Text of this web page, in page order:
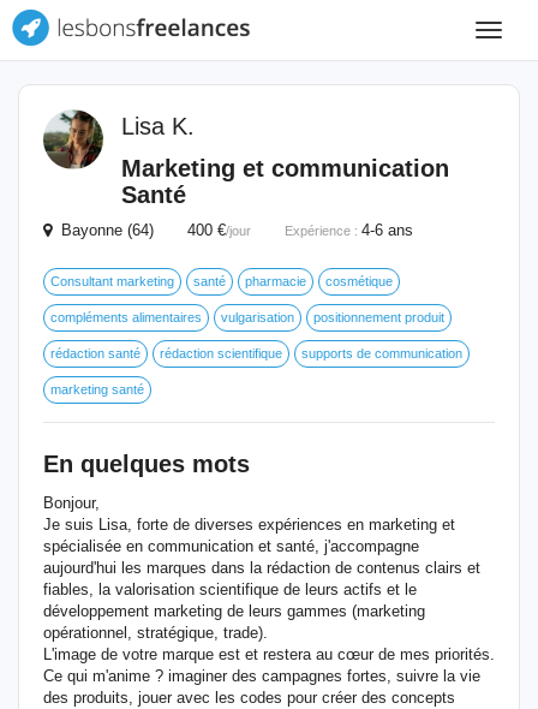
Toggle
Lisa K.
Marketing et communication
Santé
Bayonne (64) 400 €/jour Expérience : 4-6 ans
Consultant marketing santé pharmacie cosmétique
compléments alimentaires vulgarisation positionnement produit
rédaction santé rédaction scientifique supports de communication
marketing santé
En quelques mots
Bonjour,
Je suis Lisa, forte de diverses expériences en marketing et
spécialisée en communication et santé, j'accompagne
aujourd'hui les marques dans la rédaction de contenus clairs et
fiables, la valorisation scientifique de leurs actifs et le
développement marketing de leurs gammes (marketing
opérationnel, stratégique, trade).
L'image de votre marque est et restera au cœur de mes priorités.
Ce qui m'anime ? imaginer des campagnes fortes, suivre la vie
des produits, jouer avec les codes pour créer des concepts